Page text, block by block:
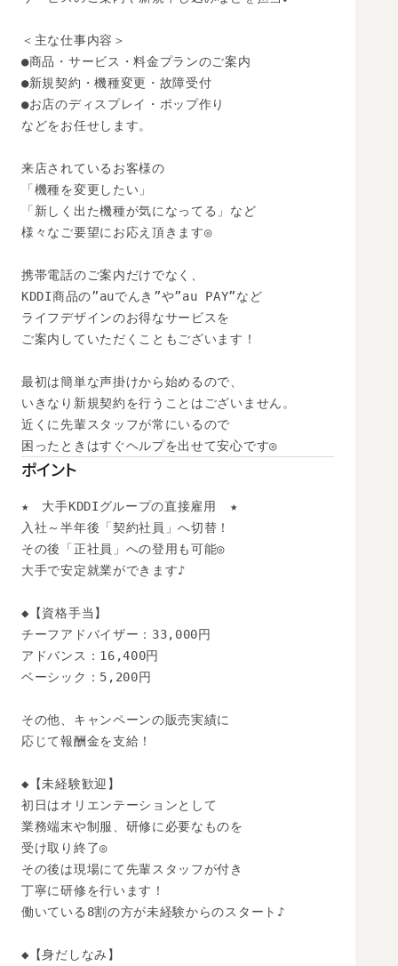
＜主な仕事内容＞
●商品・サービス・料金プランのご案内
●新規契約・機種変更・故障受付
●お店のディスプレイ・ポップ作り
などをお任せします。
来店されているお客様の
「機種を変更したい」
「新しく出た機種が気になってる」など
様々なご要望にお応え頂きます◎
携帯電話のご案内だけでなく、
KDDI商品の”auでんき”や”au PAY”など
ライフデザインのお得なサービスを
ご案内していただくこともございます！
最初は簡単な声掛けから始めるので、
いきなり新規契約を行うことはございません。
近くに先輩スタッフが常にいるので
困ったときはすぐヘルプを出せて安心です◎
ポイント
★　大手KDDIグループの直接雇用　★
入社～半年後「契約社員」へ切替！
その後「正社員」への登用も可能◎
大手で安定就業ができます♪
◆【資格手当】
チーフアドバイザー：33,000円
アドバンス：16,400円
ベーシック：5,200円
その他、キャンペーンの販売実績に
応じて報酬金を支給！
◆【未経験歓迎】
初日はオリエンテーションとして
業務端末や制服、研修に必要なものを
受け取り終了◎
その後は現場にて先輩スタッフが付き
丁寧に研修を行います！
働いている8割の方が未経験からのスタート♪
◆【身だしなみ】